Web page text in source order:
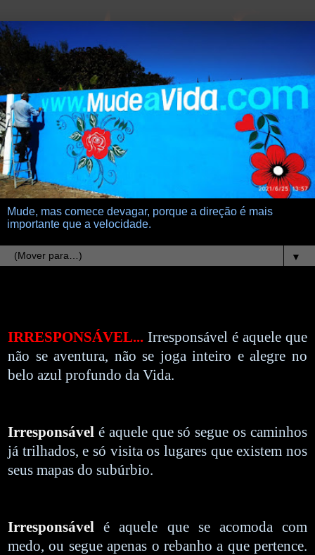
Mude, mas comece devagar, porque a direção é mais
importante que a velocidade.
▼
IRRESPONSÁVEL... Irresponsável é aquele que
não se aventura, não se joga inteiro e alegre no
belo azul profundo da Vida.
Irresponsável é aquele que só segue os caminhos
já trilhados, e só visita os lugares que existem nos
seus mapas do subúrbio.
Irresponsável é aquele que se acomoda com
medo, ou segue apenas o rebanho a que pertence.